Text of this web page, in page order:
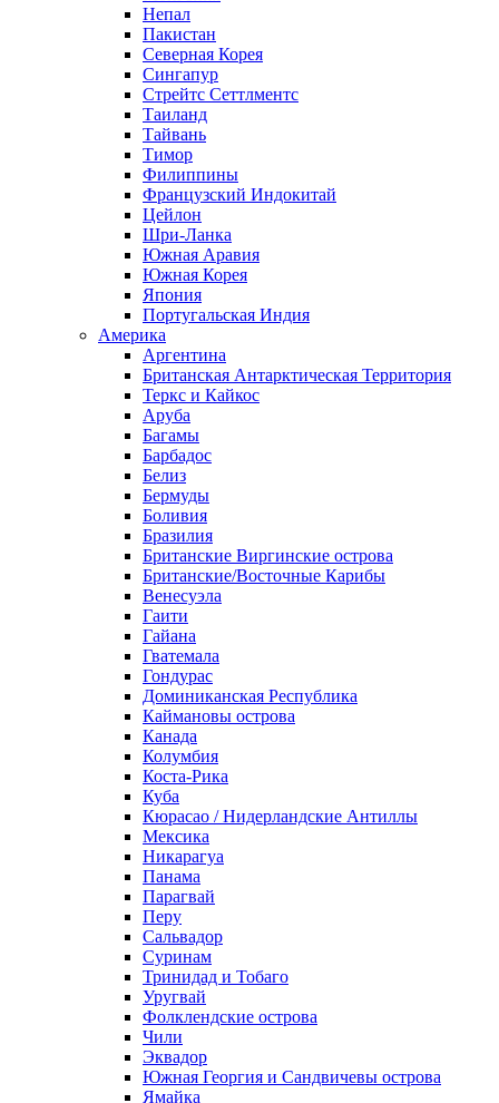
Непал
Пакистан
Северная Корея
Сингапур
Стрейтс Сеттлментс
Таиланд
Тайвань
Тимор
Филиппины
Французский Индокитай
Цейлон
Шри-Ланка
Южная Аравия
Южная Корея
Япония
Португальская Индия
Америка
Аргентина
Британская Антарктическая Территория
Теркс и Кайкос
Аруба
Багамы
Барбадос
Белиз
Бермуды
Боливия
Бразилия
Британские Виргинские острова
Британские/Восточные Карибы
Венесуэла
Гаити
Гайана
Гватемала
Гондурас
Доминиканская Республика
Каймановы острова
Канада
Колумбия
Коста-Рика
Куба
Кюрасао / Нидерландские Антиллы
Мексика
Никарагуа
Панама
Парагвай
Перу
Сальвадор
Суринам
Тринидад и Тобаго
Уругвай
Фолклендские острова
Чили
Эквадор
Южная Георгия и Сандвичевы острова
Ямайка